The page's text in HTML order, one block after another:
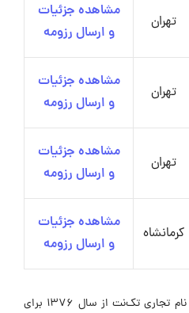
تهران
مشاهده جزئیات
و ارسال رزومه
تهران
مشاهده جزئیات
و ارسال رزومه
تهران
مشاهده جزئیات
و ارسال رزومه
کرمانشاه
مشاهده جزئیات
و ارسال رزومه
شرکت مهندسی حسابگر پرداز با نام تجاری تک‌نت از سال ۱۳۷۶ برای